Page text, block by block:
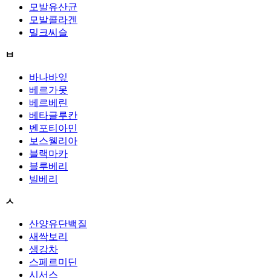
모발유산균
모발콜라겐
밀크씨슬
ㅂ
바나바잎
베르가못
베르베린
베타글루칸
벤포티아민
보스웰리아
블랙마카
블루베리
빌베리
ㅅ
산양유단백질
새싹보리
생강차
스페르미딘
시서스